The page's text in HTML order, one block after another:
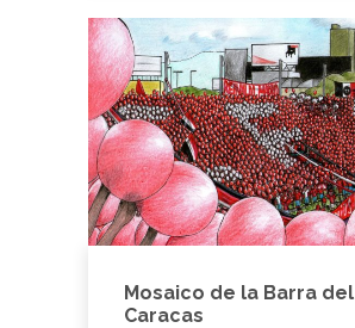
Mosaico de la Barra del
Caracas